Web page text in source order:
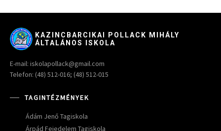
KAZINCBARCIKAI POLLACK MIHÁLY
ÁLTALÁNOS ISKOLA
E-mail: iskolapollack@gmail.com
Telefon: (48) 512-016; (48) 512-015
TAGINTÉZMÉNYEK
Ádám Jenő Tagiskola
Árpád Fejedelem Tagiskola